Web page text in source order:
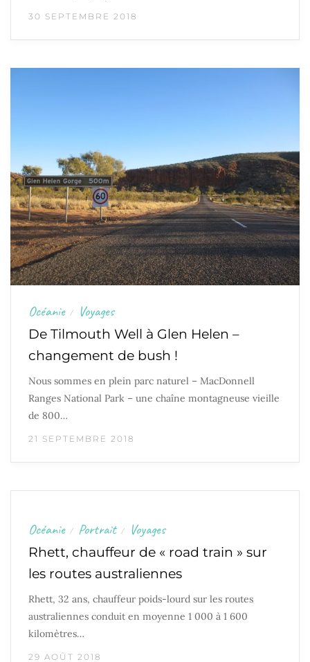
30 SEPTEMBRE 2018
Océanie / Voyages
De Tilmouth Well à Glen Helen –
changement de bush !
Nous sommes en plein parc naturel – MacDonnell
Ranges National Park – une chaîne montagneuse vieille
de 800…
21 SEPTEMBRE 2018
Océanie / Portrait / Voyages
Rhett, chauffeur de « road train » sur
les routes australiennes
Rhett, 32 ans, chauffeur poids-lourd sur les routes
australiennes conduit en moyenne 1 000 à 1 600
kilomètres…
29 AOÛT 2018